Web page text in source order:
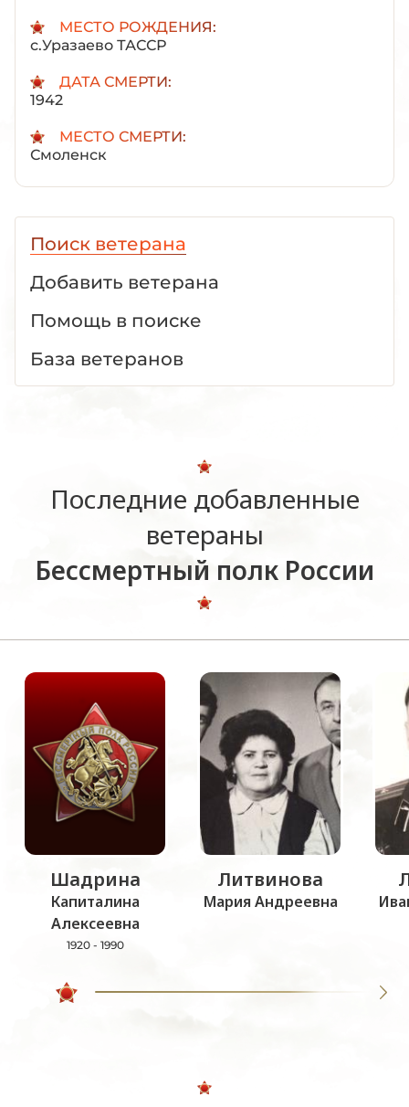
МЕСТО РОЖДЕНИЯ:
с.Уразаево ТАССР
ДАТА СМЕРТИ:
1942
МЕСТО СМЕРТИ:
Смоленск
Поиск ветерана
Добавить ветерана
Помощь в поиске
База ветеранов
Последние добавленные
ветераны
Бессмертный полк России
Шадрина
Капиталина
Алексеевна
1920 - 1990
Литвинова
Мария Андреевна